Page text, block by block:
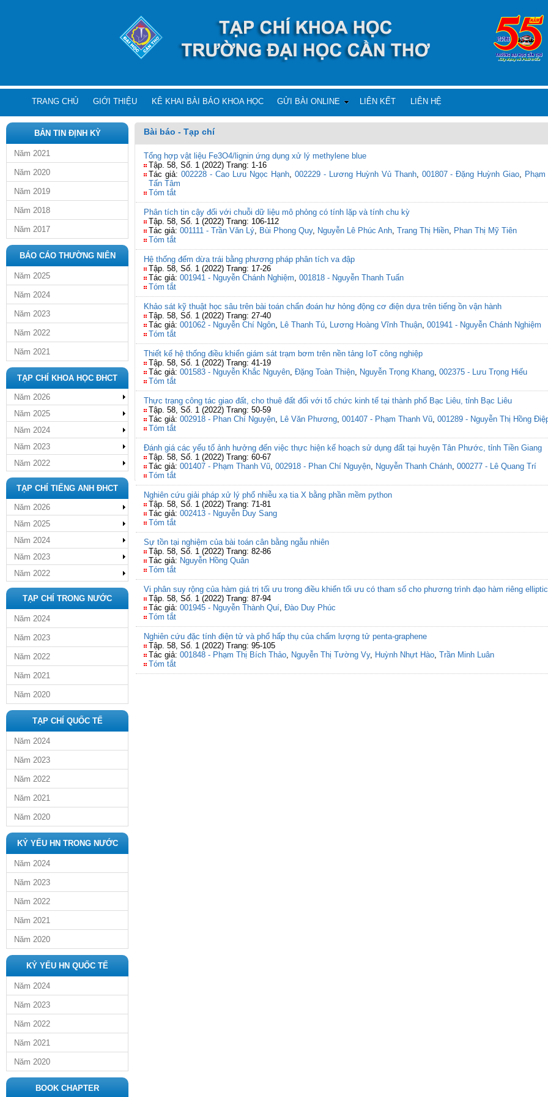
TRANG CHỦ GIỚI THIỆU KÊ KHAI BÀI BÁO KHOA HỌC GỬI BÀI ONLINE LIÊN KẾT LIÊN HỆ
BẢN TIN ĐỊNH KỲ
Năm 2021
Năm 2020
Năm 2019
Năm 2018
Năm 2017
BÁO CÁO THƯỜNG NIÊN
Năm 2025
Năm 2024
Năm 2023
Năm 2022
Năm 2021
TẠP CHÍ KHOA HỌC ĐHCT
Năm 2026
Năm 2025
Năm 2024
Năm 2023
Năm 2022
TẠP CHÍ TIẾNG ANH ĐHCT
Năm 2026
Năm 2025
Năm 2024
Năm 2023
Năm 2022
TẠP CHÍ TRONG NƯỚC
Năm 2024
Năm 2023
Năm 2022
Năm 2021
Năm 2020
TẠP CHÍ QUỐC TẾ
Năm 2024
Năm 2023
Năm 2022
Năm 2021
Năm 2020
KỶ YẾU HN TRONG NƯỚC
Năm 2024
Năm 2023
Năm 2022
Năm 2021
Năm 2020
KỶ YẾU HN QUỐC TẾ
Năm 2024
Năm 2023
Năm 2022
Năm 2021
Năm 2020
BOOK CHAPTER
Bài báo - Tạp chí
Tổng hợp vật liệu Fe3O4/lignin ứng dụng xử lý methylene blue
Tập. 58, Số. 1 (2022) Trang: 1-16
Tác giả: 002228 - Cao Lưu Ngọc Hạnh, 002229 - Lương Huỳnh Vủ Thanh, 001807 - Đặng Huỳnh Giao,
Tấn Tâm
Tóm tắt
Phân tích tin cậy đối với chuỗi dữ liệu mô phỏng có tính lặp và tính chu kỳ
Tập. 58, Số. 1 (2022) Trang: 106-112
Tác giả: 001111 - Trần Văn Lý, Bùi Phong Quy, Nguyễn Lê Phúc Anh, Trang Thị Hiền, Phan Thị Mỹ Tiên
Tóm tắt
Hệ thống đếm dừa trái bằng phương pháp phân tích va đập
Tập. 58, Số. 1 (2022) Trang: 17-26
Tác giả: 001941 - Nguyễn Chánh Nghiệm, 001818 - Nguyễn Thanh Tuấn
Tóm tắt
Khảo sát kỹ thuật học sâu trên bài toán chẩn đoán hư hỏng động cơ điện dựa trên tiếng ồn vận hành
Tập. 58, Số. 1 (2022) Trang: 27-40
Tác giả: 001062 - Nguyễn Chí Ngôn, Lê Thanh Tú, Lương Hoàng Vĩnh Thuận, 001941 - Nguyễn Chánh Nghiệm
Tóm tắt
Thiết kế hệ thống điều khiển giám sát trạm bơm trên nền tảng IoT công nghiệp
Tập. 58, Số. 1 (2022) Trang: 41-19
Tác giả: 001583 - Nguyễn Khắc Nguyên, Đặng Toàn Thiện, Nguyễn Trọng Khang, 002375 - Lưu Trọng Hiếu
Tóm tắt
Thực trạng công tác giao đất, cho thuê đất đối với tổ chức kinh tế tại thành phố Bạc Liêu, tỉnh Bạc Liêu
Tập. 58, Số. 1 (2022) Trang: 50-59
Tác giả: 002918 - Phan Chí Nguyện, Lê Văn Phương, 001407 - Phạm Thanh Vũ, 001289 - Nguyễn Thị Hồng
Tóm tắt
Đánh giá các yếu tố ảnh hưởng đến việc thực hiện kế hoạch sử dụng đất tại huyện Tân Phước, tỉnh Tiền Giang
Tập. 58, Số. 1 (2022) Trang: 60-67
Tác giả: 001407 - Phạm Thanh Vũ, 002918 - Phan Chí Nguyện, Nguyễn Thanh Chánh, 000277 - Lê Quang Trí
Tóm tắt
Nghiên cứu giải pháp xử lý phổ nhiễu xạ tia X bằng phần mềm python
Tập. 58, Số. 1 (2022) Trang: 71-81
Tác giả: 002413 - Nguyễn Duy Sang
Tóm tắt
Sự tồn tại nghiệm của bài toán cân bằng ngẫu nhiên
Tập. 58, Số. 1 (2022) Trang: 82-86
Tác giả: Nguyễn Hồng Quân
Tóm tắt
Vi phân suy rộng của hàm giá trị tối ưu trong điều khiển tối ưu có tham số cho phương trình đạo hàm riêng elliptic
Tập. 58, Số. 1 (2022) Trang: 87-94
Tác giả: 001945 - Nguyễn Thành Quí, Đào Duy Phúc
Tóm tắt
Nghiên cứu đặc tính điện tử và phổ hấp thụ của chấm lượng tử penta-graphene
Tập. 58, Số. 1 (2022) Trang: 95-105
Tác giả: 001848 - Phạm Thị Bích Thảo, Nguyễn Thị Tường Vy, Huỳnh Nhựt Hào, Trần Minh Luân
Tóm tắt